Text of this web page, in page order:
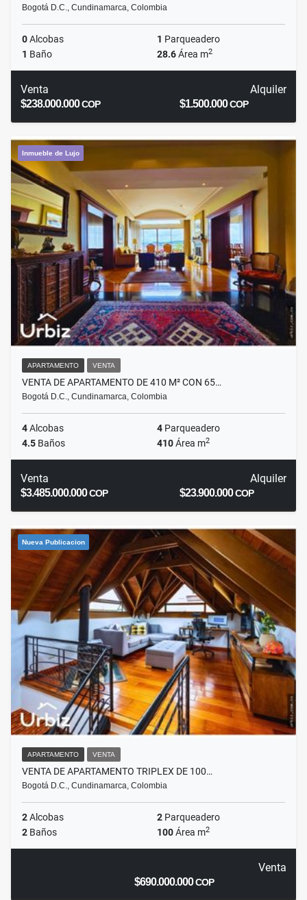
Bogotá D.C., Cundinamarca, Colombia
0Alcobas 1 Parqueadero
1 Baño 28.6Área m2
Venta
$238.000.000COP
Alquiler
$1.500.000COP
Inmueble de Lujo
APARTAMENTO VENTA
VENTA DE APARTAMENTO DE 410 M² CON 65…
Bogotá D.C., Cundinamarca, Colombia
4Alcobas 4 Parqueadero
4.5 Baños 410Área m2
Venta
$3.485.000.000COP
Alquiler
$23.900.000COP
Nueva Publicacion
APARTAMENTO VENTA
VENTA DE APARTAMENTO TRIPLEX DE 100…
Bogotá D.C., Cundinamarca, Colombia
2Alcobas 2 Parqueadero
2 Baños 100Área m2
Venta
$690.000.000COP